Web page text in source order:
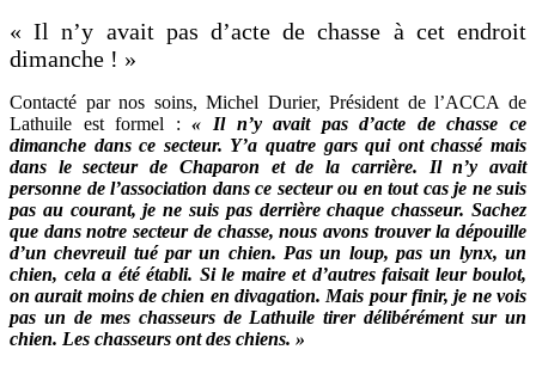
« Il n’y avait pas d’acte de chasse à cet endroit
dimanche ! »
Contacté par nos soins, Michel Durier, Président de l’ACCA de
Lathuile est formel :« Il n’y avait pas d’acte de chasse ce
dimanche dans ce secteur. Y’a quatre gars qui ont chassé mais
dans le secteur de Chaparon et de la carrière. Il n’y avait
personne de l’association dans ce secteur ou en tout cas je ne suis
pas au courant, je ne suis pas derrière chaque chasseur. Sachez
que dans notre secteur de chasse, nous avons trouver la dépouille
d’un chevreuil tué par un chien. Pas un loup, pas un lynx, un
chien, cela a été établi. Si le maire et d’autres faisait leur boulot,
on aurait moins de chien en divagation. Mais pour finir, je ne vois
pas un de mes chasseurs de Lathuile tirer délibérément sur un
chien. Les chasseurs ont des chiens. »